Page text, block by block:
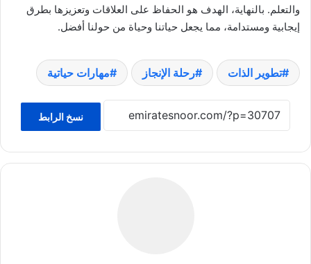
والتعلم. بالنهاية، الهدف هو الحفاظ على العلاقات وتعزيزها بطرق
إيجابية ومستدامة، مما يجعل حياتنا وحياة من حولنا أفضل.
تطوير الذات رحلة الإنجاز مهارات حياتية
نسخ الرابط